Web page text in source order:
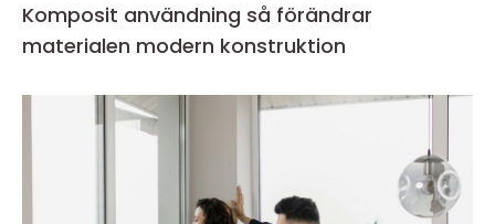
Komposit användning så förändrar
materialen modern konstruktion